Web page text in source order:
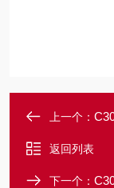
上一个：
返回列表
下一个：